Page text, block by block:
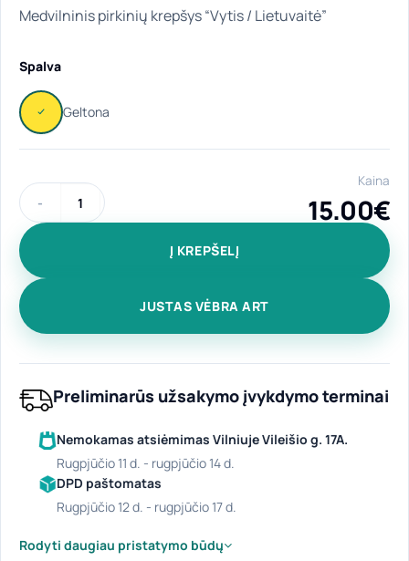
Medvilninis pirkinių krepšys “Vytis / Lietuvaitė”
Spalva
produkto kiekis: Medvilninis pirkinių krepšys "Vytis
Kaina
15.00€
Į KREPŠELĮ
JUSTAS VĖBRA ART
Preliminarūs užsakymo įvykdymo terminai
Nemokamas atsiėmimas Vilniuje Vileišio g. 17A.
rugpjūčio 11 d. - rugpjūčio 14 d.
DPD paštomatas
rugpjūčio 12 d. - rugpjūčio 17 d.
Rodyti daugiau pristatymo būdų